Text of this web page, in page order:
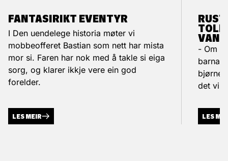
FANTASIRIKT EVENTYR
I Den uendelege historia møter vi
mobbeofferet Bastian som nett har mista
mor si. Faren har nok med å takle si eiga
sorg, og klarer ikkje vere ein god
forelder.
LES MEIR
TOLE
- Om
barna
det vil
LES